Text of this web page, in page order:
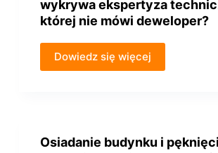
wykrywa ekspertyza
której nie mówi deweloper?
Dowiedz się więcej
Osiadanie budynku i